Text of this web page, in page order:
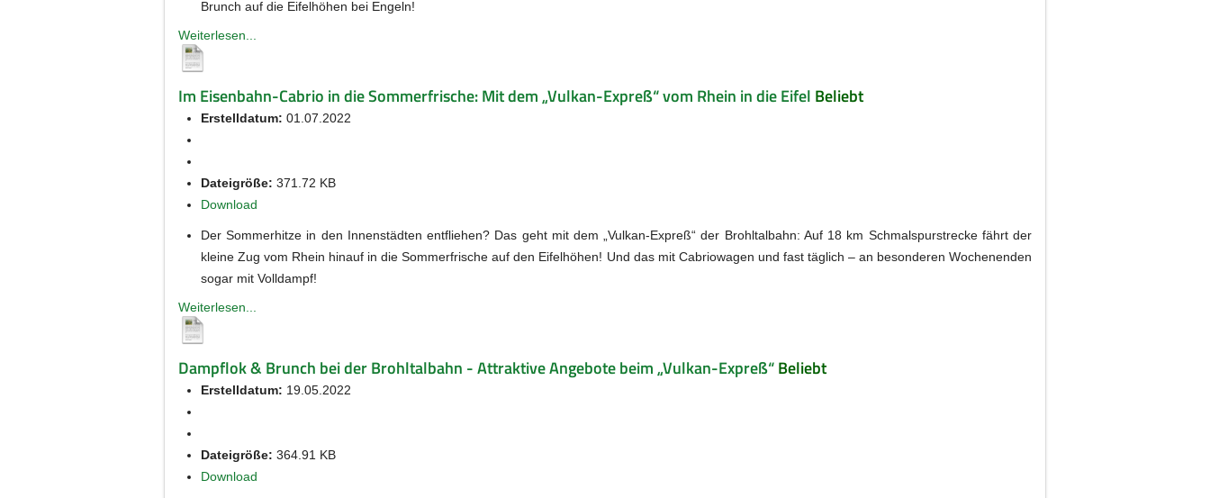
Brunch auf die Eifelhöhen bei Engeln!
Weiterlesen...
Im Eisenbahn-Cabrio in die Sommerfrische: Mit dem „Vulkan-Expreß“ vom Rhein in die Eifel Beliebt
Erstelldatum: 01.07.2022
Dateigröße: 371.72 KB
Download
Der Sommerhitze in den Innenstädten entfliehen? Das geht mit dem „Vulkan-Expreß“ der Brohltalbahn: Auf 18 km Schmalspurstrecke fährt der
kleine Zug vom Rhein hinauf in die Sommerfrische auf den Eifelhöhen! Und das mit Cabriowagen und fast täglich – an besonderen Wochenenden
sogar mit Volldampf!
Weiterlesen...
Dampflok & Brunch bei der Brohltalbahn - Attraktive Angebote beim „Vulkan-Expreß“Beliebt
Erstelldatum: 19.05.2022
Dateigröße: 364.91 KB
Download